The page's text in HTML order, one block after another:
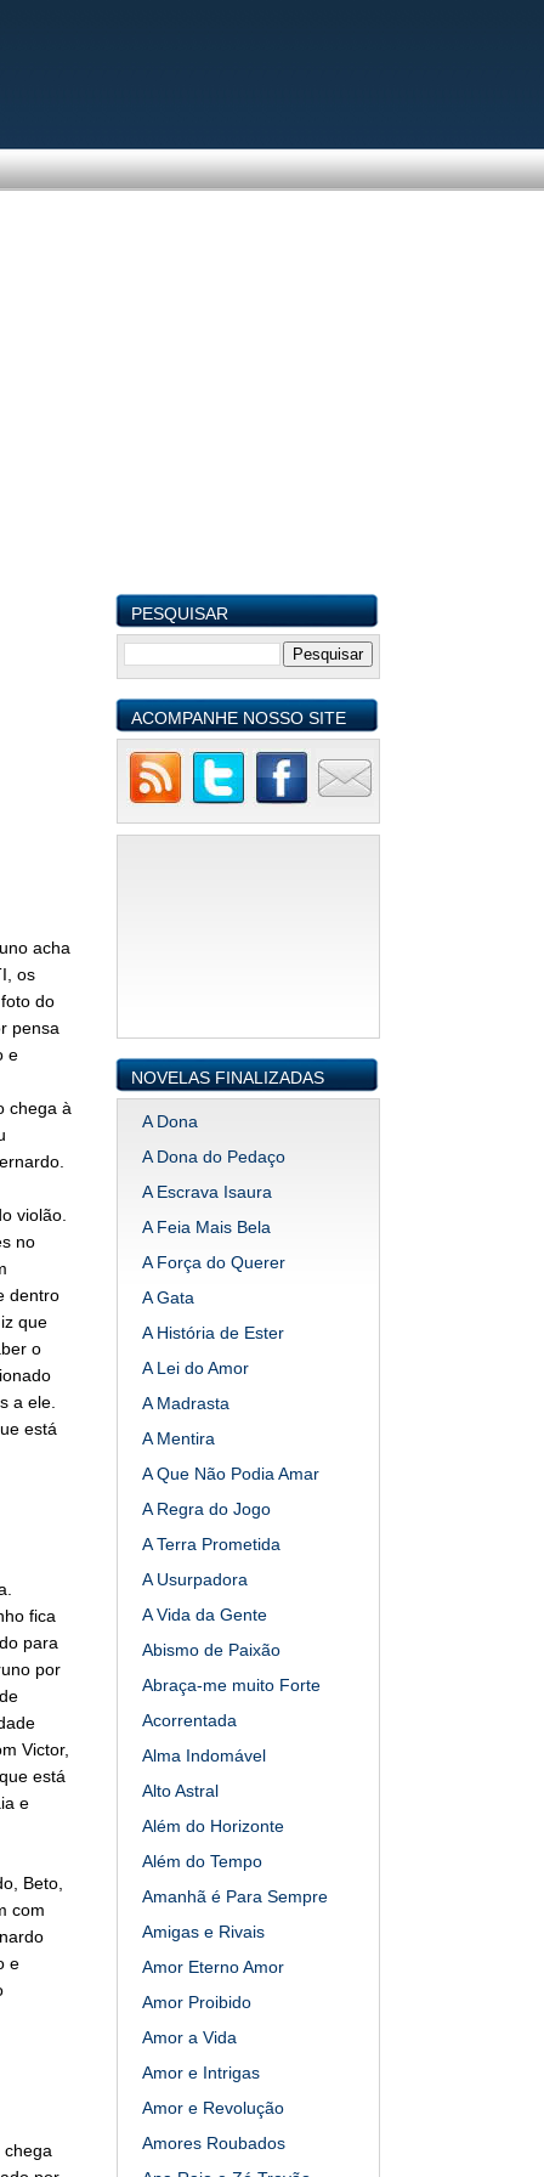
acha
os
do
pensa
e
chega à
violão.
no
dentro
que
o
a ele.
está
fica
para
por
Victor,
está
e
Beto,
com
e
PESQUISAR
ACOMPANHE NOSSO SITE
NOVELAS FINALIZADAS
A Dona
A Dona do Pedaço
A Escrava Isaura
A Feia Mais Bela
A Força do Querer
A Gata
A História de Ester
A Lei do Amor
A Madrasta
A Mentira
A Que Não Podia Amar
A Regra do Jogo
A Terra Prometida
A Usurpadora
A Vida da Gente
Abismo de Paixão
Abraça-me muito Forte
Acorrentada
Alma Indomável
Alto Astral
Além do Horizonte
Além do Tempo
Amanhã é Para Sempre
Amigas e Rivais
Amor Eterno Amor
Amor Proibido
Amor a Vida
Amor e Intrigas
Amor e Revolução
Amores Roubados